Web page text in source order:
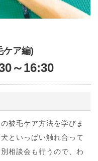
ケア編)
～16:30
被毛ケア方法を学びま
といっぱい触れ合って
相談会も行うので、わ